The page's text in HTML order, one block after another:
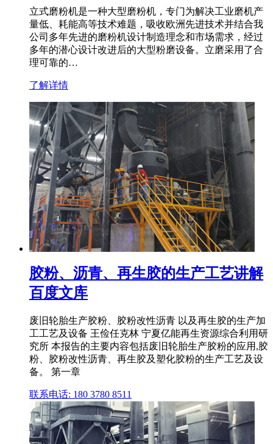
立式磨粉机是一种大型磨粉机，专门为解决工业磨机产
量低、耗能高等技术难题，吸收欧洲先进技术并结合我
公司多年先进的磨粉机设计制造理念和市场需求，经过
多年的潜心设计改进后的大型粉磨设备。立磨采用了合
理可靠的…
了解详情
胶粉、沥青、再生胶的生产工艺讲解
百度文库
废旧轮胎生产胶粉、胶粉改性沥青 以及再生胶的生产加
工工艺及设备 王俭任克林 宁夏亿能再生资源综合利用研
究所 本报告的主要内容包括废旧轮胎生产胶粉的应用,胶
粉、胶粉改性沥青、再生胶及塑化胶粉的生产工艺及设
备。 第一章
联系电话: 180 3780 8511